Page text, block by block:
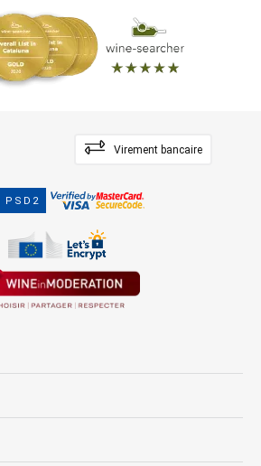
Virement bancaire
PSD2